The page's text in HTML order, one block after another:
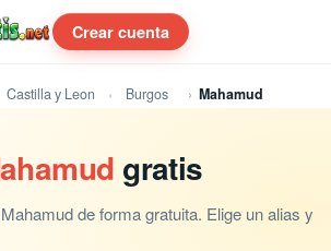
Crear cuenta
Castilla y Leon Burgos Mahamud
gratis
de forma gratuita. Elige un alias y